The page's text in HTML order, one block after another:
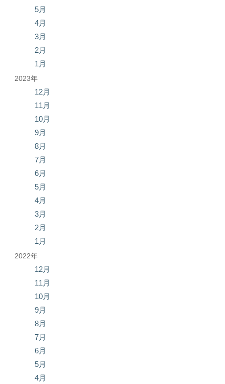
5月
4月
3月
2月
1月
2023年
12月
11月
10月
9月
8月
7月
6月
5月
4月
3月
2月
1月
2022年
12月
11月
10月
9月
8月
7月
6月
5月
4月